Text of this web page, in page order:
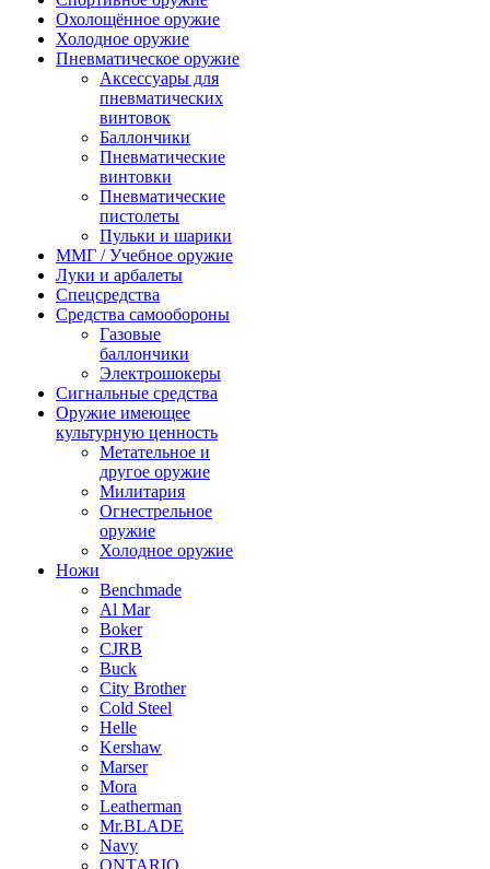
Охолощённое оружие
Холодное оружие
Пневматическое оружие
Аксессуары для
пневматических
винтовок
Баллончики
Пневматические
винтовки
Пневматические
пистолеты
Пульки и шарики
ММГ / Учебное оружие
Луки и арбалеты
Спецсредства
Средства самообороны
Газовые
баллончики
Электрошокеры
Сигнальные средства
Оружие имеющее
культурную ценность
Метательное и
другое оружие
Милитария
Огнестрельное
оружие
Холодное оружие
Ножи
Benchmade
Al Mar
Boker
CJRB
Buck
City Brother
Cold Steel
Helle
Kershaw
Marser
Mora
Leatherman
Mr.BLADE
Navy
ONTARIO